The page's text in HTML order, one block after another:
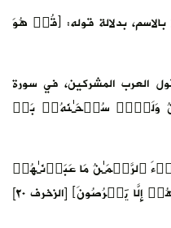
بدلالة قوله: ﴿قُلۡ هُوَ
العرب المشركين، في سورة
وَلَدࣰاۗ سُبۡحَـٰنَهُۥۚ بَلۡ
ٱلرَّحۡمَـٰنُ مَا عَبَدۡنَـٰهُمۗ
یَخۡرُصُونَ﴾ [الزخرف ٢٠]